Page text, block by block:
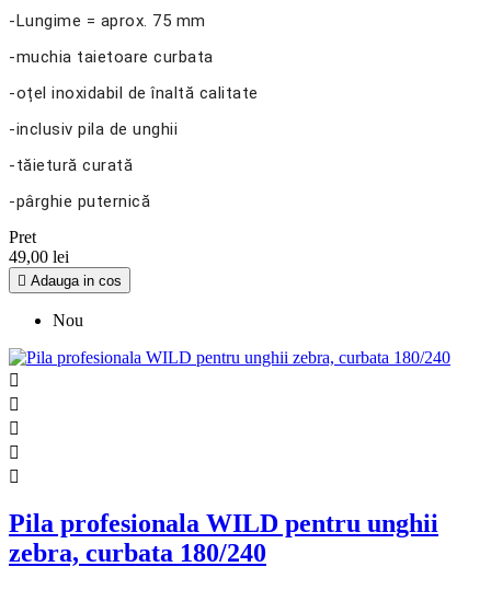
-Lungime = aprox. 75 mm
-muchia taietoare curbata
-oțel inoxidabil de înaltă calitate
-inclusiv pila de unghii
-tăietură curată
-pârghie puternică
Pret
49,00 lei
 Adauga in cos
Nou





Pila profesionala WILD pentru unghii
zebra, curbata 180/240